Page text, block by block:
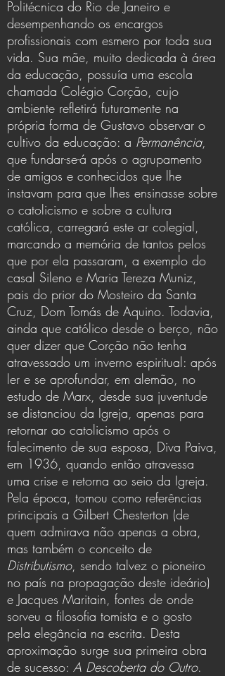
Politécnica do Rio de Janeiro e
desempenhando os encargos
profissionais com esmero por toda sua
vida. Sua mãe, muito dedicada à área
da educação, possuía uma escola
chamada Colégio Corção, cujo
ambiente refletirá futuramente na
própria forma de Gustavo observar o
cultivo da educação: a Permanência,
que fundar-se-á após o agrupamento
de amigos e conhecidos que lhe
instavam para que lhes ensinasse sobre
o catolicismo e sobre a cultura
católica, carregará este ar colegial,
marcando a memória de tantos pelos
que por ela passaram, a exemplo do
casal Sileno e Maria Tereza Muniz,
pais do prior do Mosteiro da Santa
Cruz, Dom Tomás de Aquino. Todavia,
ainda que católico desde o berço, não
quer dizer que Corção não tenha
atravessado um inverno espiritual: após
ler e se aprofundar, em alemão, no
estudo de Marx, desde sua juventude
se distanciou da Igreja, apenas para
retornar ao catolicismo após o
falecimento de sua esposa, Diva Paiva,
em 1936, quando então atravessa
uma crise e retorna ao seio da Igreja.
Pela época, tomou como referências
principais a Gilbert Chesterton (de
quem admirava não apenas a obra,
mas também o conceito de
Distributismo, sendo talvez o pioneiro
no país na propagação deste ideário)
e Jacques Maritain, fontes de onde
sorveu a filosofia tomista e o gosto
pela elegância na escrita. Desta
aproximação surge sua primeira obra
de sucesso: A Descoberta do Outro.